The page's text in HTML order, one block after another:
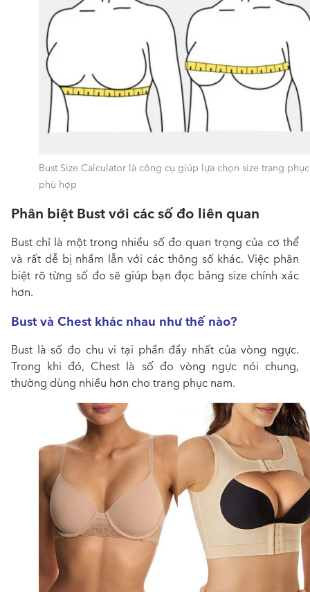
Bust Size Calculator là công cụ giúp lựa chọn size trang phục
phù hợp
Phân biệt Bust với các số đo liên quan
Bust chỉ là một trong nhiều số đo quan trọng của cơ thể
và rất dễ bị nhầm lẫn với các thông số khác. Việc phân
biệt rõ từng số đo sẽ giúp bạn đọc bảng size chính xác
hơn.
Bust và Chest khác nhau như thế nào?
Bust là số đo chu vi tại phần đầy nhất của vòng ngực.
Trong khi đó, Chest là số đo vòng ngực nói chung,
thường dùng nhiều hơn cho trang phục nam.